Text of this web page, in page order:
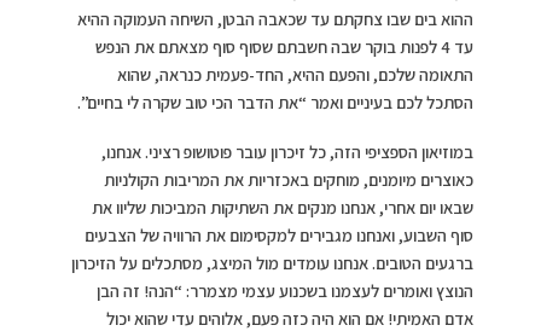
ההוא בים שבו צחקתם עד שכאבה הבטן, השיחה העמוקה ההיא
עד 4 לפנות בוקר שבה חשבתם שסוף סוף מצאתם את הנפש
התאומה שלכם, והפעם ההיא, החד-פעמית כנראה, שהוא
הסתכל לכם בעיניים ואמר “את הדבר הכי טוב שקרה לי בחיים”.
במוזיאון הספציפי הזה, כל זיכרון עובר פוטושופ רציני. אנחנו,
כאוצרים מיומנים, מוחקים באכזריות את המריבות הקולניות
שבאו יום אחרי, אנחנו מנקים את השתיקות המביכות שליוו את
סוף השבוע, ואנחנו מגבירים למקסימום את הרוויה של הצבעים
ברגעים הטובים. אנחנו עומדים מול המיצג, מסתכלים על הזיכרון
הנוצץ ואומרים לעצמנו בשכנוע עצמי מצמרר: “הנה! זה הבן
אדם האמיתי! אם הוא היה כזה פעם, אלוהים עדי שהוא יכול